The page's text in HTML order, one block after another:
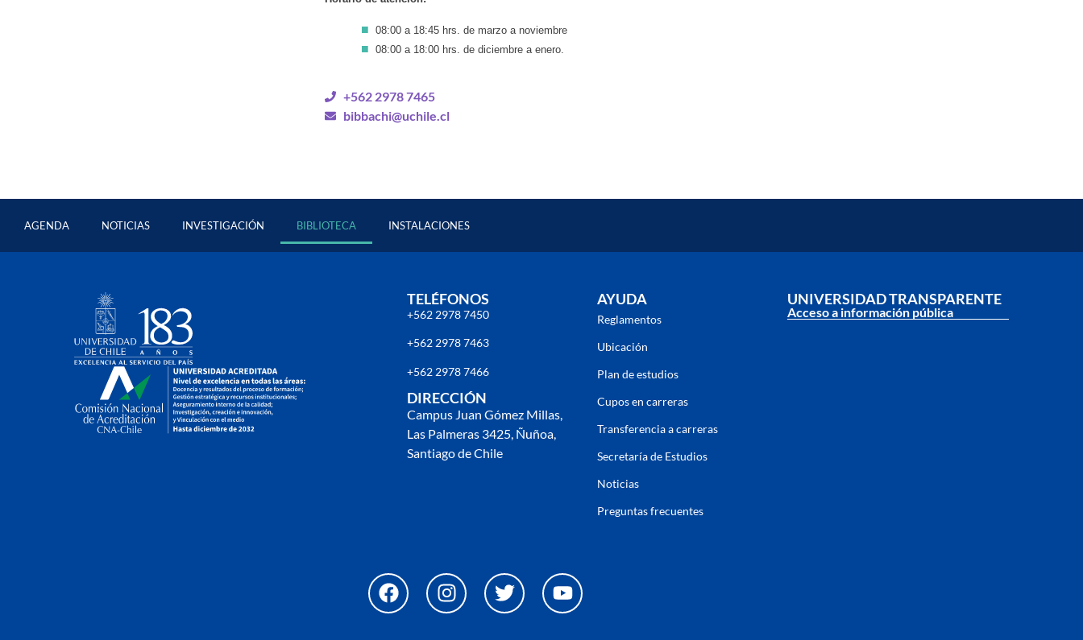
08:00 a 18:45 hrs. de marzo a noviembre
08:00 a 18:00 hrs. de diciembre a enero.
+562 2978 7465
bibbachi@uchile.cl
AGENDA NOTICIAS INVESTIGACIÓN BIBLIOTECA INSTALACIONES
TELÉFONOS
+562 2978 7450
+562 2978 7463
+562 2978 7466
DIRECCIÓN
Campus Juan Gómez Millas,
Las Palmeras 3425, Ñuñoa,
Santiago de Chile
AYUDA
Reglamentos
Ubicación
Plan de estudios
Cupos en carreras
Transferencia a carreras
Secretaría de Estudios
Noticias
Preguntas frecuentes
UNIVERSIDAD TRANSPARENTE
Acceso a información pública